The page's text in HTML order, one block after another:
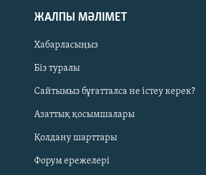
Русский
ЖАЗЫЛЫҢЫЗ
ЖАЛПЫ МӘЛІМЕТ
Хабарласыңыз
Біз туралы
Сайтымыз бұғатталса не істеу керек?
Азаттық қосымшалары
Қолдану шарттары
Форум ережелері